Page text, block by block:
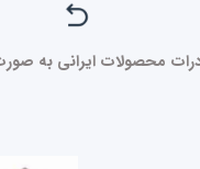
محصولات ایرانی به